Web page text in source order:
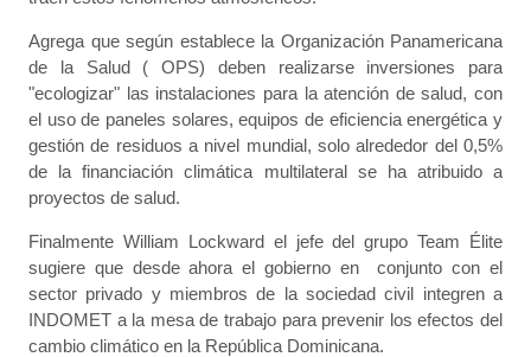
Agrega que según establece la Organización Panamericana
de la Salud ( OPS) deben realizarse inversiones para
"ecologizar" las instalaciones para la atención de salud, con
el uso de paneles solares, equipos de eficiencia energética y
gestión de residuos a nivel mundial, solo alrededor del 0,5%
de la financiación climática multilateral se ha atribuido a
proyectos de salud.
Finalmente William Lockward el jefe del grupo Team Élite
sugiere que desde ahora el gobierno en conjunto con el
sector privado y miembros de la sociedad civil integren a
INDOMET a la mesa de trabajo para prevenir los efectos del
cambio climático en la República Dominicana.